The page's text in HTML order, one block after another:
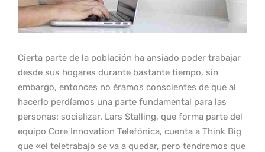
Cierta parte de la población ha ansiado poder trabajar
desde sus hogares durante bastante tiempo, sin
embargo, entonces no éramos conscientes de que al
hacerlo perdíamos una parte fundamental para las
personas: socializar. Lars Stalling, que forma parte del
equipo Core Innovation Telefónica, cuenta a Think Big
que «el teletrabajo se va a quedar, pero tendremos que